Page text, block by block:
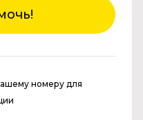
номеру для